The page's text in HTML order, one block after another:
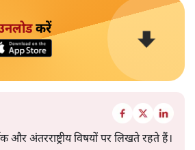
करें
अंतरराष्ट्रीय विषयों पर लिखते रहते हैं।